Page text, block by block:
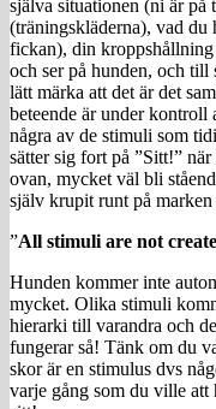
själva situationen (ni är på
(träningskläderna), vad
fickan), din
och ser på hunden, och till
lätt märka att det är det
beteende är under
några av de stimuli som
sätter sig fort på ”Sitt!”
ovan, mycket väl bli
själv krupit runt på
”All stimuli are not
Hunden kommer inte
mycket. Olika stimuli
hierarki till varandra och
fungerar så! Tänk om du
skor är en stimulus dvs
varje gång som du ville att